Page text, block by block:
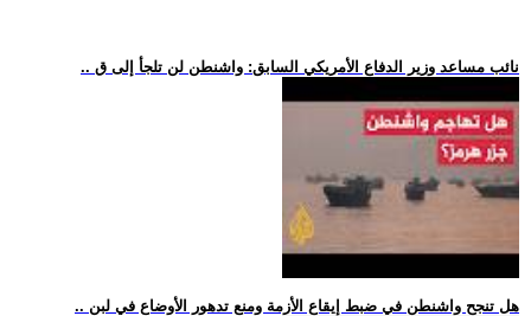
.. نائب مساعد وزير الدفاع الأمريكي السابق: واشنطن لن تلجأ إلى ق
.. هل تنجح واشنطن في ضبط إيقاع الأزمة ومنع تدهور الأوضاع في لبن